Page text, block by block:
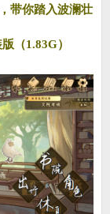
带你踏入波澜壮
（1.83G）